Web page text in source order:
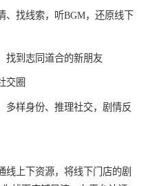
、找线索，听BGM，还原线下
找到志同道合的新朋友
交圈
多样身份、推理社交，剧情反
线上下资源，将线下门店的剧